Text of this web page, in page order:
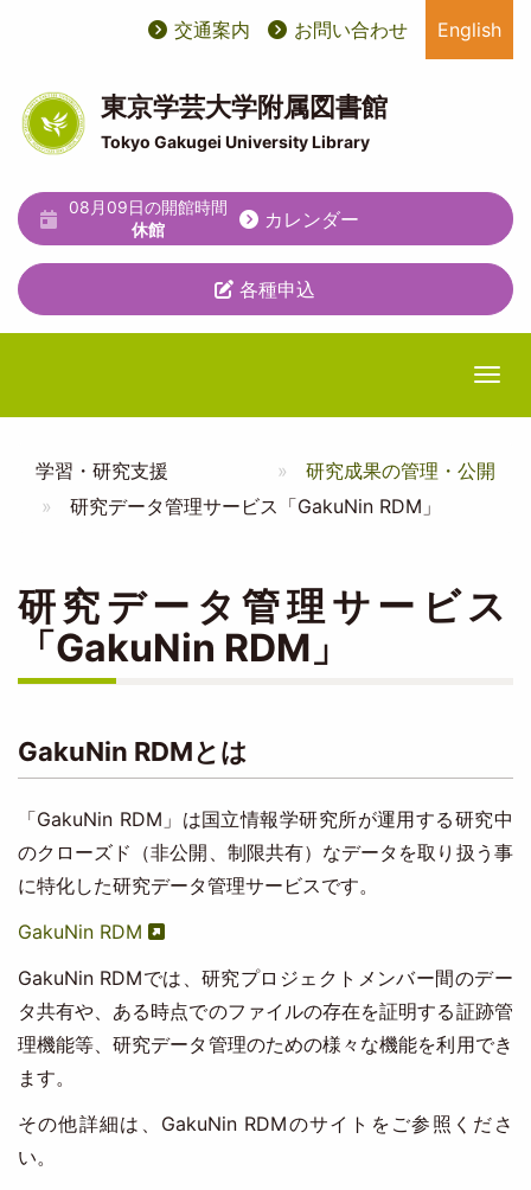
に
User
account
menu
ユ
ー
テ
リ
テ
メ
ュ
ー
交通案内 お問い合わせ English
東京学芸大学附属図書館
Tokyo Gakugei University Library
08月09日の開館時間
休館
カレンダー
各種申込
学習・研究支援
研究成果の管理・公開
研究データ管理サービス「GakuNin RDM」
研究データ管理サービス
「GakuNin RDM」
GakuNin RDMとは
「GakuNin RDM」は国⽴情報学研究所が運用する研究中
のクローズド（⾮公開、制限共有）なデータを取り扱う事
に特化した研究データ管理サービスです。
GakuNin RDM
GakuNin RDMでは、研究プロジェクトメンバー間のデー
タ共有や、ある時点でのファイルの存在を証明する証跡管
理機能等、研究データ管理のための様々な機能を利用でき
ます。
その他詳細は、GakuNin RDMのサイトをご参照くださ
い。